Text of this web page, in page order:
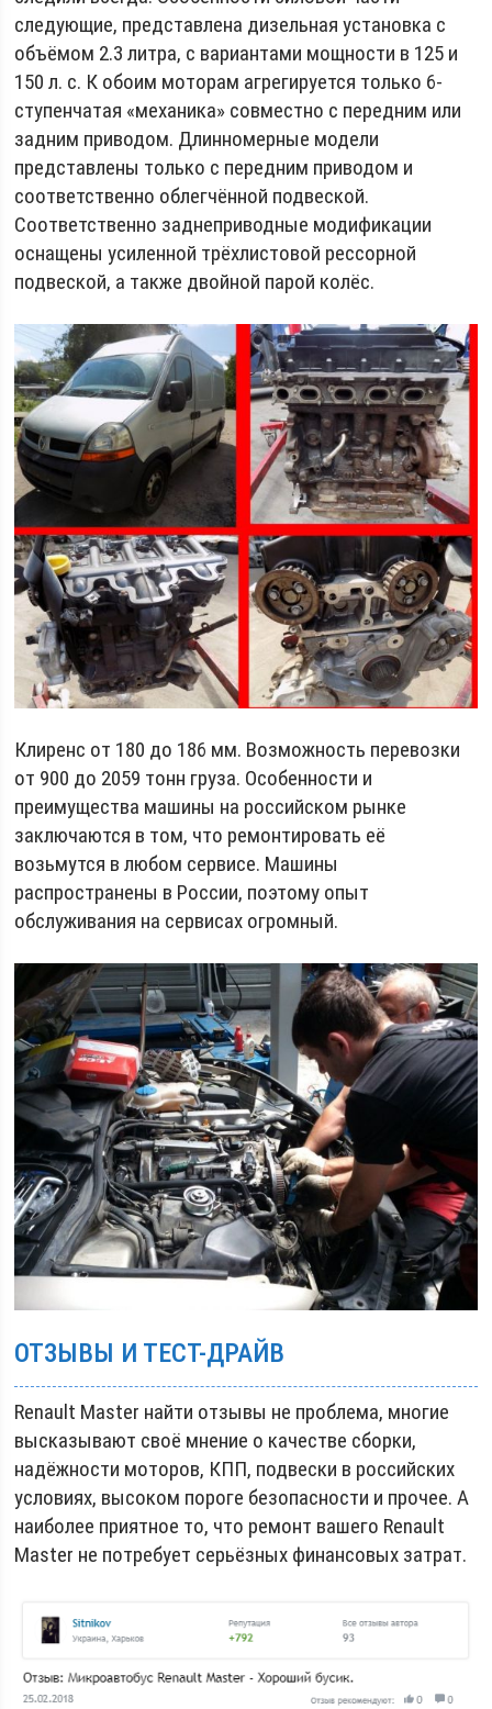
следующие, представлена дизельная установка с
объёмом 2.3 литра, с вариантами мощности в 125 и
150 л. с. К обоим моторам агрегируется только 6-
ступенчатая «механика» совместно с передним или
задним приводом. Длинномерные модели
представлены только с передним приводом и
соответственно облегчённой подвеской.
Соответственно заднеприводные модификации
оснащены усиленной трёхлистовой рессорной
подвеской, а также двойной парой колёс.
Клиренс от 180 до 186 мм. Возможность перевозки
от 900 до 2059 тонн груза. Особенности и
преимущества машины на российском рынке
заключаются в том, что ремонтировать её
возьмутся в любом сервисе. Машины
распространены в России, поэтому опыт
обслуживания на сервисах огромный.
ОТЗЫВЫ И ТЕСТ-ДРАЙВ
Renault Master найти отзывы не проблема, многие
высказывают своё мнение о качестве сборки,
надёжности моторов, КПП, подвески в российских
условиях, высоком пороге безопасности и прочее. А
наиболее приятное то, что ремонт вашего Renault
Master не потребует серьёзных финансовых затрат.